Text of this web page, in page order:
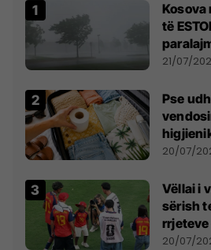
Kosova
të
21/07/
Pse
20/07/
Vëllai i
sërish
20/07/